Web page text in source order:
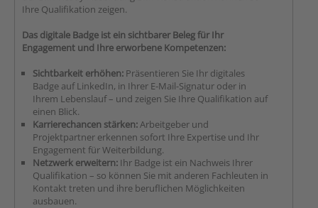
Ihre Qualifikation zeigen.
Das digitale Badge ist ein sichtbarer Beleg für Ihr
Engagement und Ihre erworbene Kompetenzen:
Sichtbarkeit erhöhen: Präsentieren Sie Ihr digitales
Badge auf LinkedIn, in Ihrer E-Mail-Signatur oder in
Ihrem Lebenslauf – und zeigen Sie Ihre Qualifikation auf
einen Blick.
Karrierechancen stärken:Arbeitgeber und
Projektpartner erkennen sofort Ihre Expertise und Ihr
Engagement für Weiterbildung.
Netzwerk erweitern: Ihr Badge ist ein Nachweis Ihrer
Qualifikation – so können Sie mit anderen Fachleuten in
Kontakt treten und ihre beruflichen Möglichkeiten
ausbauen.